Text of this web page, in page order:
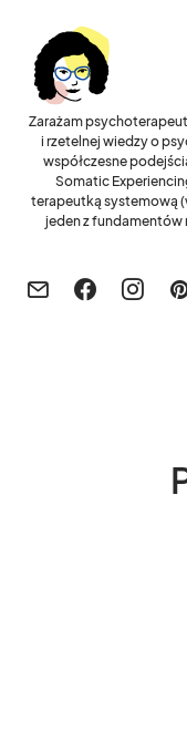
Zarażam
i rzetelnej wiedzy o
współczesne
Somatic
terapeutką systemową
jeden z fundamentów